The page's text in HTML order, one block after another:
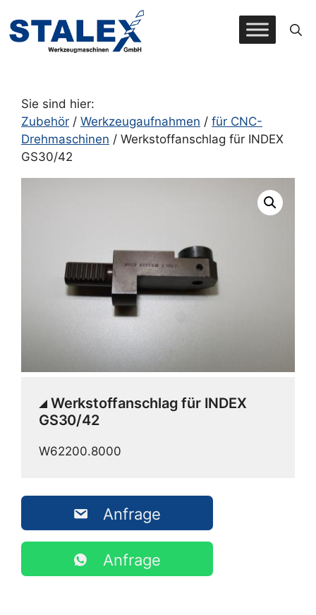
Inhalt
springen
Sie sind hier:
Zubehör / Werkzeugaufnahmen / für CNC-
Drehmaschinen / Werkstoffanschlag für INDEX
GS30/42
Werkstoffanschlag für INDEX
GS30/42
W62200.8000
Anfrage
Anfrage